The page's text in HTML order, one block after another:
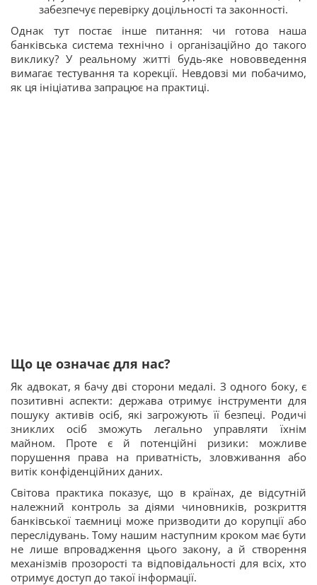
забезпечує перевірку доцільності та законності.
Однак тут постає інше питання: чи готова наша
банківська система технічно і організаційно до такого
виклику? У реальному житті будь-яке нововведення
вимагає тестування та корекції. Невдовзі ми побачимо,
як ця ініціатива запрацює на практиці.
Що це означає для нас?
Як адвокат, я бачу дві сторони медалі. З одного боку, є
позитивні аспекти: держава отримує інструменти для
пошуку активів осіб, які загрожують її безпеці. Родичі
зниклих осіб зможуть легально управляти їхнім
майном. Проте є й потенційні ризики: можливе
порушення права на приватність, зловживання або
витік конфіденційних даних.
Світова практика показує, що в країнах, де відсутній
належний контроль за діями чиновників, розкриття
банківської таємниці може призводити до корупції або
переслідувань. Тому нашим наступним кроком має бути
не лише впровадження цього закону, а й створення
механізмів прозорості та відповідальності для всіх, хто
отримує доступ до такої інформації.